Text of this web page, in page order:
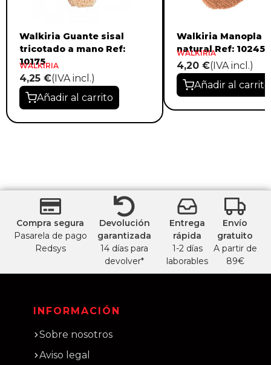
Walkiria Guante sisal
tricotado a mano Ref:
10175
WALKIRIA
4,25 €(IVA incl.)
Añadir al carrito
Walkiria Manopla
natural Ref: 10245
WALKIRIA
4,20 €(IVA incl.)
Añadir al carrito
Compra segura
Pasarela de pago
Redsys
Devolución
garantizada
14 días para
devolver*
Entrega
rápida
1-2 días
laborables
Envío
gratuito
A partir de
89€
INFORMACIÓN
Sobre nosotros
Aviso legal